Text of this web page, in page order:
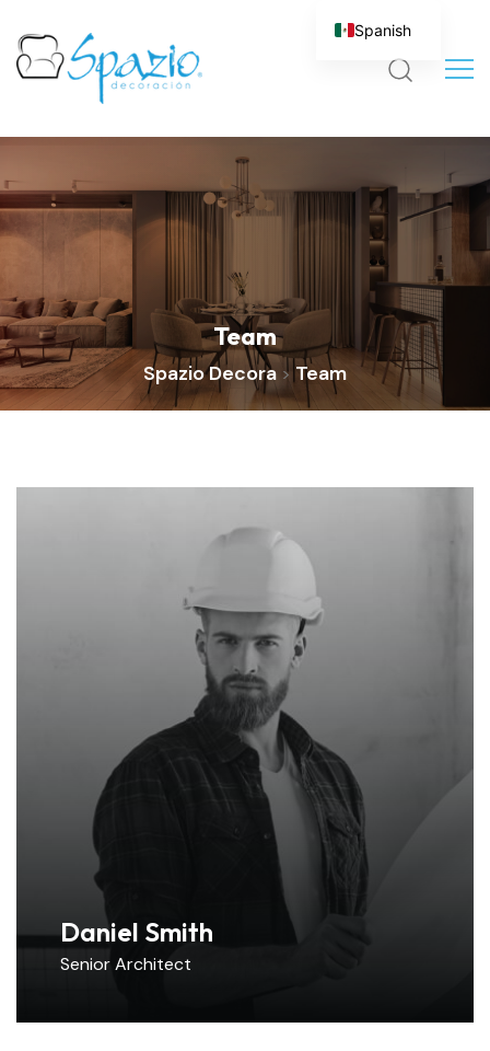
Team
Spazio Decora > Team
Daniel Smith
Senior Architect
Spanish